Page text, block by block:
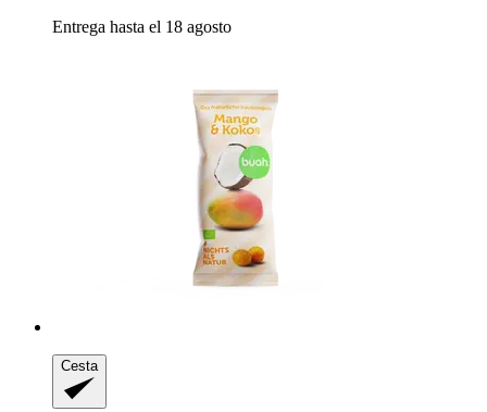
Entrega hasta el 18 agosto
Cesta